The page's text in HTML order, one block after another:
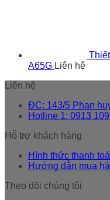
A65G Liên hệ
Liên hệ
ĐC: 143/5 Phan
Hotline 1: 0913
Hỗ trợ khách hàng
Hình thức thanh
Hướng dẫn mua
Theo dõi chúng tôi